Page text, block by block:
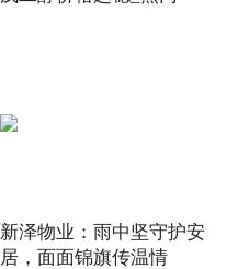
新泽物业：雨中坚守护安
居，面面锦旗传温情